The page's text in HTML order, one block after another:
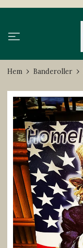
Hem Banderoller